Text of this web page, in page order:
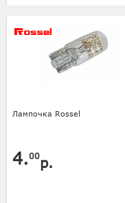
Лампочка Rossel
4.00р.